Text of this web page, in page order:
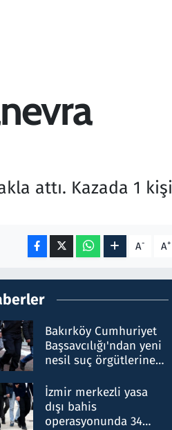
attı. Kazada 1 kişi
A- A+
Bakırköy Cumhuriyet
Başsavcılığı'ndan yeni
nesil suç örgütlerine
hakkında gözaltı kararı
İzmir merkezli yasa
dışı bahis
operasyonunda 34